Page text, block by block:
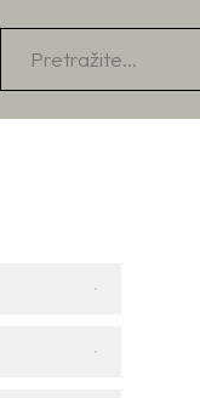
Products
search